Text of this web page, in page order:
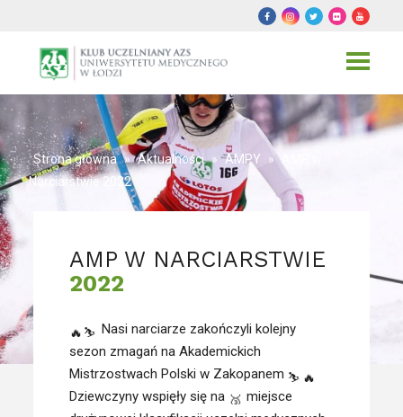
Toggle
Strona główna » Aktualności » AMPY »
Narciarstwie 2022
AMP W NARCIARSTWIE
2022
Nasi narciarze zakończyli kolejny
sezon zmagań na Akademickich
Mistrzostwach Polski w Zakopanem
Dziewczyny wspięły się na
miejsce